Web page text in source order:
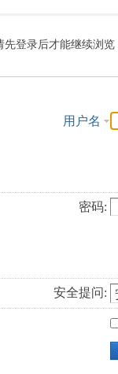
索
先登录后才能继续浏览
用户名
密码:
安全提问: